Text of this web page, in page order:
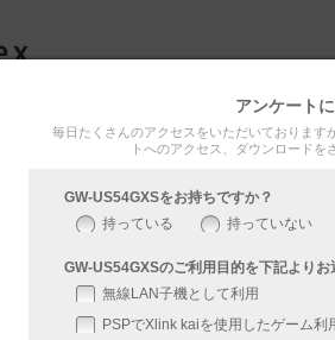
製品情報 サ
US54GXS
アンケート
毎日たくさんのアクセスをいただいております
トへのアクセス、ダウンロード
GW-US54GXSをお持ちですか？
持っている
持っていない
GW-US54GXSのご利用目的を下記よりお
無線LAN子機として利用
PSPでXlink kaiを使用したゲーム利